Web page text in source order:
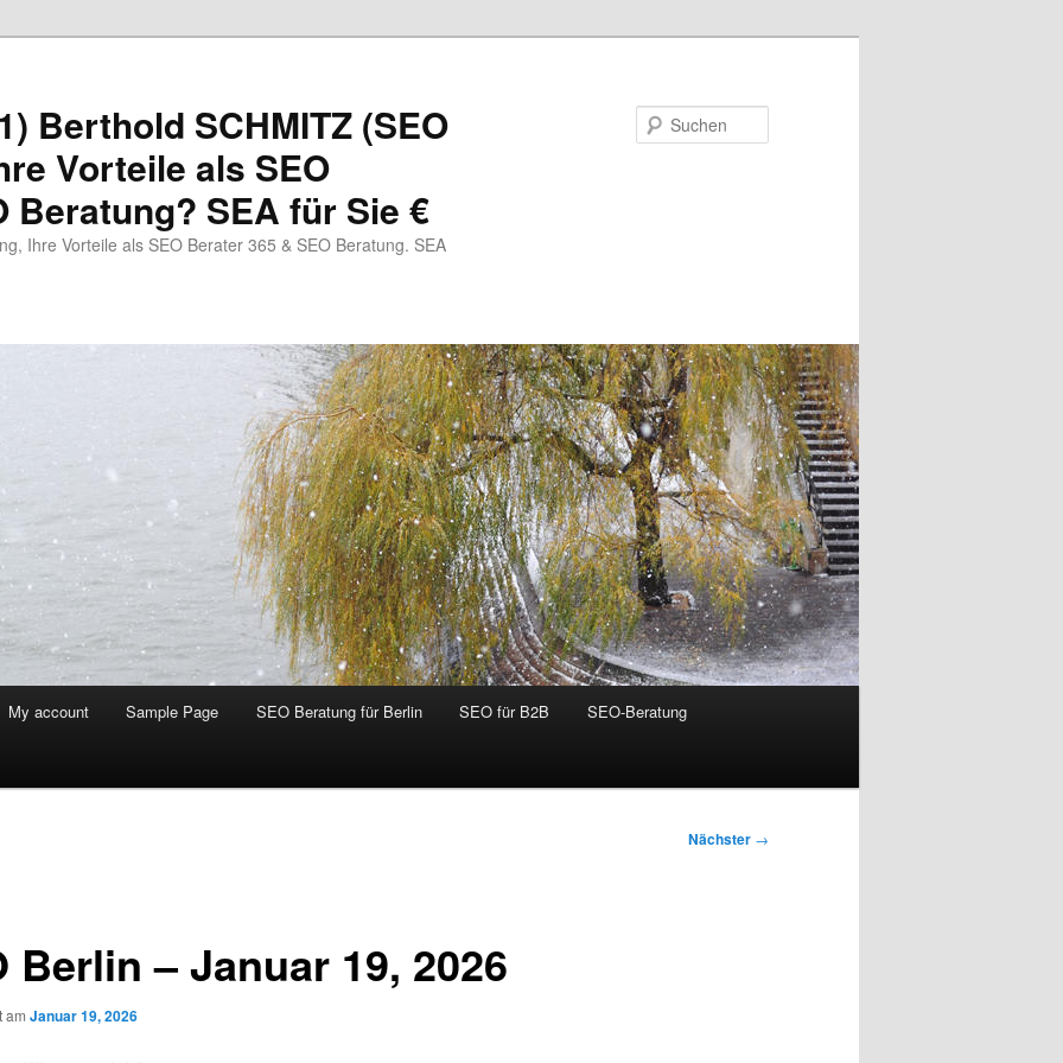
Berthold SCHMITZ (SEO
Vorteile als SEO
Beratung? SEA für Sie €
Ihre Vorteile als SEO Berater 365 & SEO Beratung. SEA
My account Sample Page SEO Beratung für Berlin SEO für B2B SEO-Beratung
Nächster →
Berlin – Januar 19, 2026
am Januar 19, 2026